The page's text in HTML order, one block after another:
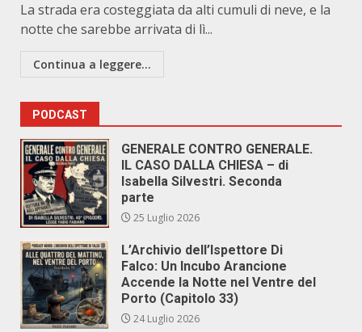
La strada era costeggiata da alti cumuli di neve, e la
notte che sarebbe arrivata di lì...
Continua a leggere...
PODCAST
GENERALE CONTRO GENERALE.
IL CASO DALLA CHIESA – di
Isabella Silvestri. Seconda
parte
25 Luglio 2026
L’Archivio dell’Ispettore Di
Falco: Un Incubo Arancione
Accende la Notte nel Ventre del
Porto (Capitolo 33)
24 Luglio 2026